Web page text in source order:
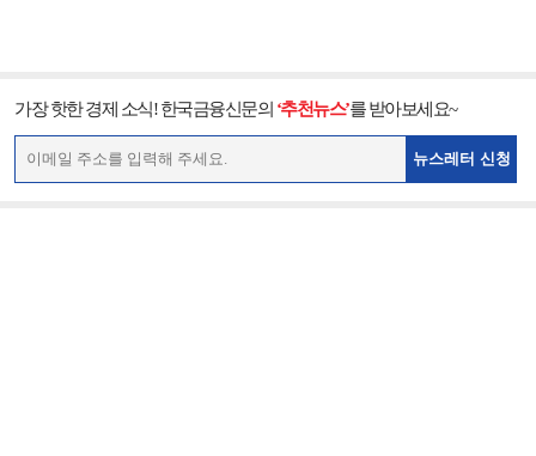
가장 핫한 경제 소식! 한국금융신문의 ‘추천뉴스’를 받아보세요~
뉴스레터 신청